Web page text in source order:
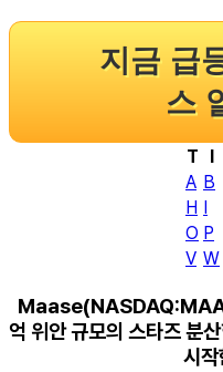
지금 급
스
T
A B
H
O P
V W
억 위안 규모의 스타즈 분
시